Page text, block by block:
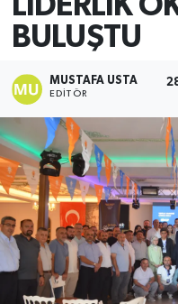
BULUŞTU
MUSTAFA USTA
EDITÖR